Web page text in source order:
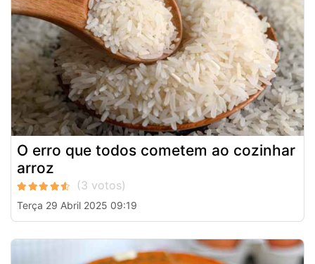
O erro que todos cometem ao cozinhar
arroz
Terça 29 Abril 2025 09:19